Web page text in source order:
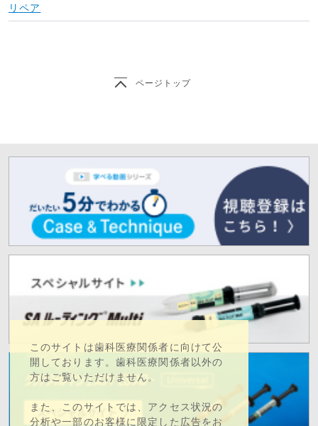
このサイトは歯科医療関係者に向けて公
開しております。歯科医療関係者以外の
方はご覧いただけません。
また、このサイトでは、アクセス状況の
分析や一部のお客様に限定した広告をお
リペア
ページトップ